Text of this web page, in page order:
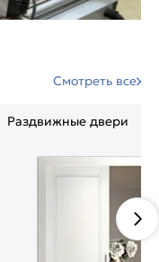
Смотреть все
Раздвижные двери